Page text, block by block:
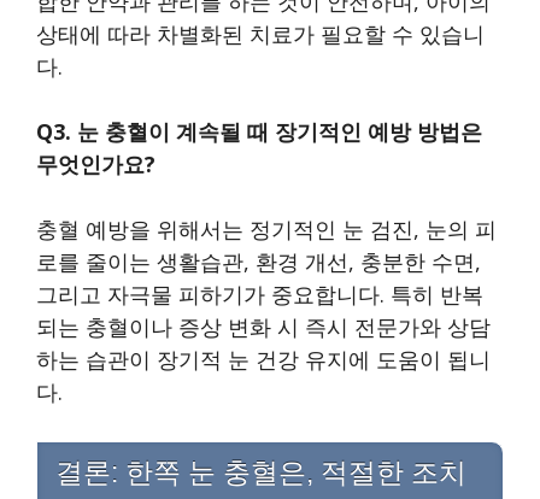
상태에 따라 차별화된 치료가 필요할 수 있습니
다.
Q3. 눈 충혈이 계속될 때 장기적인 예방 방법은
무엇인가요?
충혈 예방을 위해서는 정기적인 눈 검진, 눈의 피
로를 줄이는 생활습관, 환경 개선, 충분한 수면,
그리고 자극물 피하기가 중요합니다. 특히 반복
되는 충혈이나 증상 변화 시 즉시 전문가와 상담
하는 습관이 장기적 눈 건강 유지에 도움이 됩니
다.
결론: 한쪽 눈 충혈은, 적절한 조치